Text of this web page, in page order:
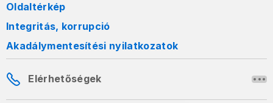
Oldaltérkép
Integritás, korrupció
Akadálymentesítési nyilatkozatok
Elérhetőségek